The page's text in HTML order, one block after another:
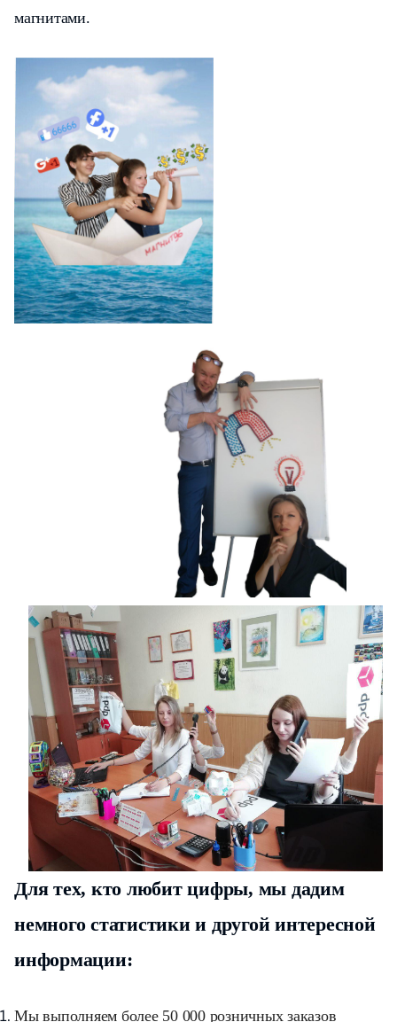
магнитами.
Для тех, кто любит цифры, мы дадим
немного статистики и другой интересной
информации:
Мы выполняем более 50 000 розничных заказов